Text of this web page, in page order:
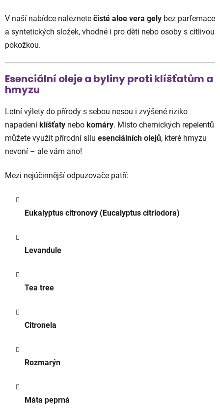
V naší nabídce naleznete čisté aloe vera gely bez parfemace
a syntetických složek, vhodné i pro děti nebo osoby s citlivou
pokožkou.
Esenciální oleje a byliny proti klíšťatům a
hmyzu
Letní výlety do přírody s sebou nesou i zvýšené riziko
napadení klíšťaty nebo komáry. Místo chemických repelentů
můžete využít přírodní sílu esenciálních olejů, které hmyzu
nevoní – ale vám ano!
Mezi nejúčinnější odpuzovače patří:
Eukalyptus citronový (Eucalyptus citriodora)
Levandule
Tea tree
Citronela
Rozmarýn
Máta peprná